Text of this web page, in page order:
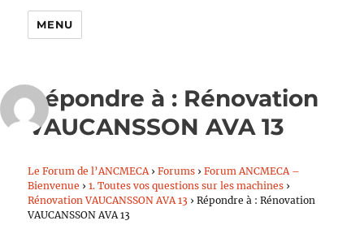
MENU
Répondre à : Rénovation
VAUCANSSON AVA 13
Le Forum de l’ANCMECA › Forums › Forum ANCMECA –
Bienvenue › 1. Toutes vos questions sur les machines ›
Rénovation VAUCANSSON AVA 13 › Répondre à : Rénovation
VAUCANSSON AVA 13